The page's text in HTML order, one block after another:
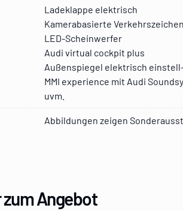
Ladeklappe elektrisch
Kamerabasierte
LED-Scheinwerfer
Audi virtual cockpit plus
Außenspiegel elektrisch
MMI experience mit Audi
uvm.
Abbildungen zeigen
Angebot